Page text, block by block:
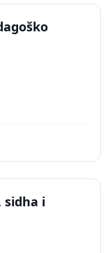
sidha i